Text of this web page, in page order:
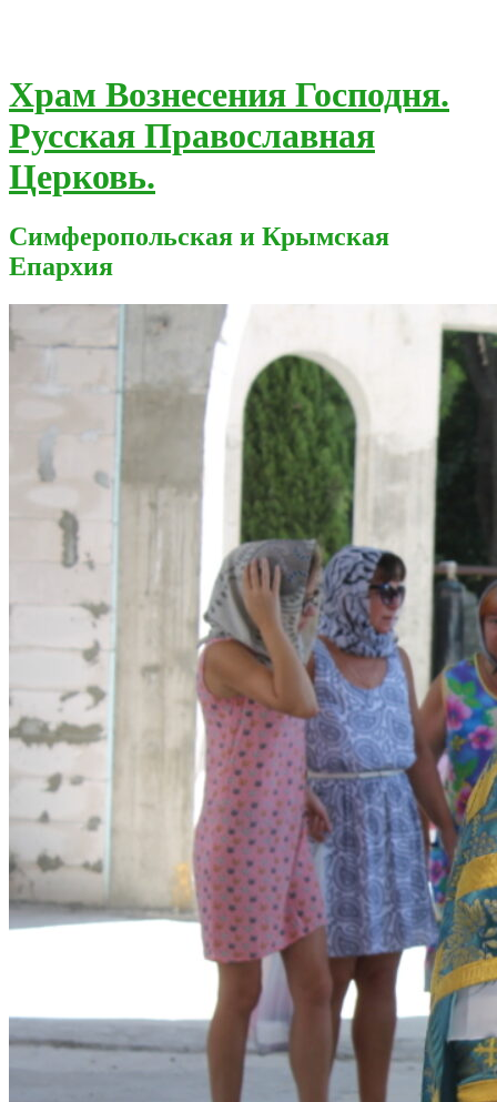
Храм Вознесения Господня.
Русская Православная
Церковь.
Симферопольская и Крымская
Епархия